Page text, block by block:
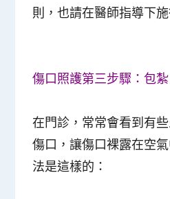
則，也請在醫師指導下施
傷口照護第三步驟：包紮
在門診，常常會看到有
傷口，讓傷口裸露在空
法是這樣的：